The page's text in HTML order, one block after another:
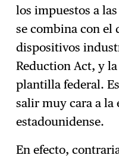
los impuestos a
se combina con el
dispositivos
Reduction Act, y
plantilla federal.
salir muy cara a la
estadounidense.
En efecto,